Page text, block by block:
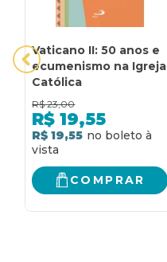
Vaticano II: 50 anos e
ecumenismo na Igreja
Católica
R$ 23,00
R$ 19,55
R$ 19,55
COMPRAR